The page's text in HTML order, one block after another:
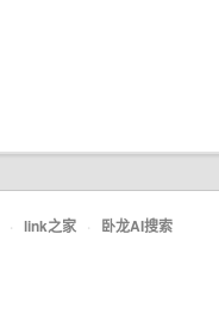
· link之家 · 卧龙AI搜索